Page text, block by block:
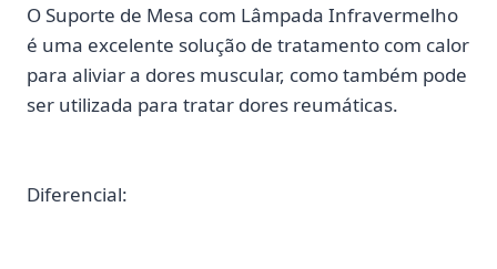
O Suporte de Mesa com Lâmpada Infravermelho
é uma excelente solução de tratamento com calor
para aliviar a dores muscular, como também pode
ser utilizada para tratar dores reumáticas.
Diferencial: